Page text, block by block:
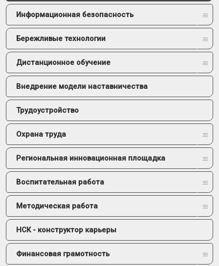
Информационная безопасность
Бережливые технологии
Дистанционное обучение
Внедрение модели наставничества
Трудоустройство
Охрана труда
Региональная инновационная площадка
Воспитательная работа
Методическая работа
НСК - конструктор карьеры
Финансовая грамотность